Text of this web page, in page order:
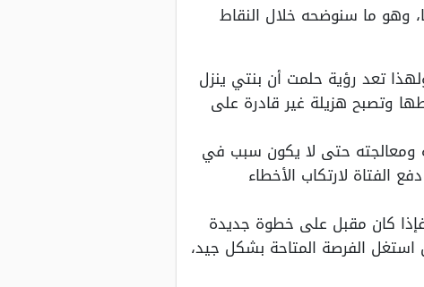
وهو ما سنوضحه خلال النقاط
تعد رؤية حلمت أن بنتي ينزل
وتصبح هزيلة غير قادرة على
ومعالجته حتى لا يكون سبب في
الفتاة لارتكاب الأخطاء
كان مقبل على خطوة جديدة
استغل الفرصة المتاحة بشكل جيد،